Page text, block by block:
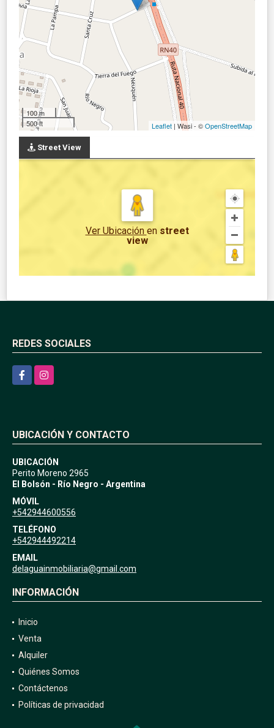
100 m
500 ft
Leaflet | Wasi - ©OpenStreetMap
Street View
Ver Ubicación en street
view
REDES SOCIALES
FacebookInstagram
UBICACIÓN Y CONTACTO
UBICACIÓN
Perito Moreno 2965
El Bolsón - Río Negro - Argentina
MÓVIL
+542944600556
TELÉFONO
+542944492214
EMAIL
delaguainmobiliaria@gmail.com
INFORMACIÓN
Inicio
Venta
Alquiler
Quiénes Somos
Contáctenos
Políticas de privacidad